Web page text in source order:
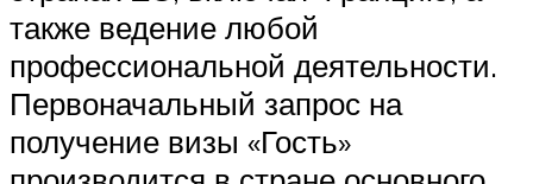
также ведение любой
профессиональной деятельности.
Первоначальный запрос на
получение визы «Гость»